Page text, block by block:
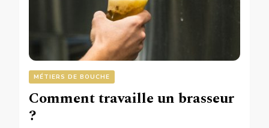
MÉTIERS DE BOUCHE
Comment travaille un brasseur
?